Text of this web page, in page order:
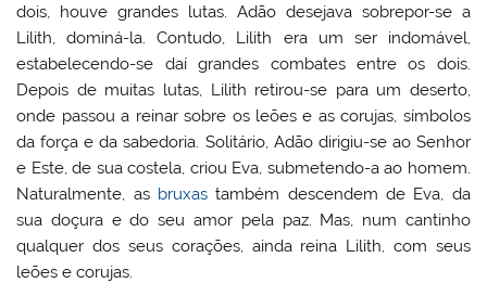
dois, houve grandes lutas. Adão desejava sobrepor-se a
Lilith, dominá-la. Contudo, Lilith era um ser indomável,
estabelecendo-se daí grandes combates entre os dois.
Depois de muitas lutas, Lilith retirou-se para um deserto,
onde passou a reinar sobre os leões e as corujas, símbolos
da força e da sabedoria. Solitário, Adão dirigiu-se ao Senhor
e Este, de sua costela, criou Eva, submetendo-a ao homem.
Naturalmente, as bruxastambém descendem de Eva, da
sua doçura e do seu amor pela paz. Mas, num cantinho
qualquer dos seus corações, ainda reina Lilith, com seus
leões e corujas.